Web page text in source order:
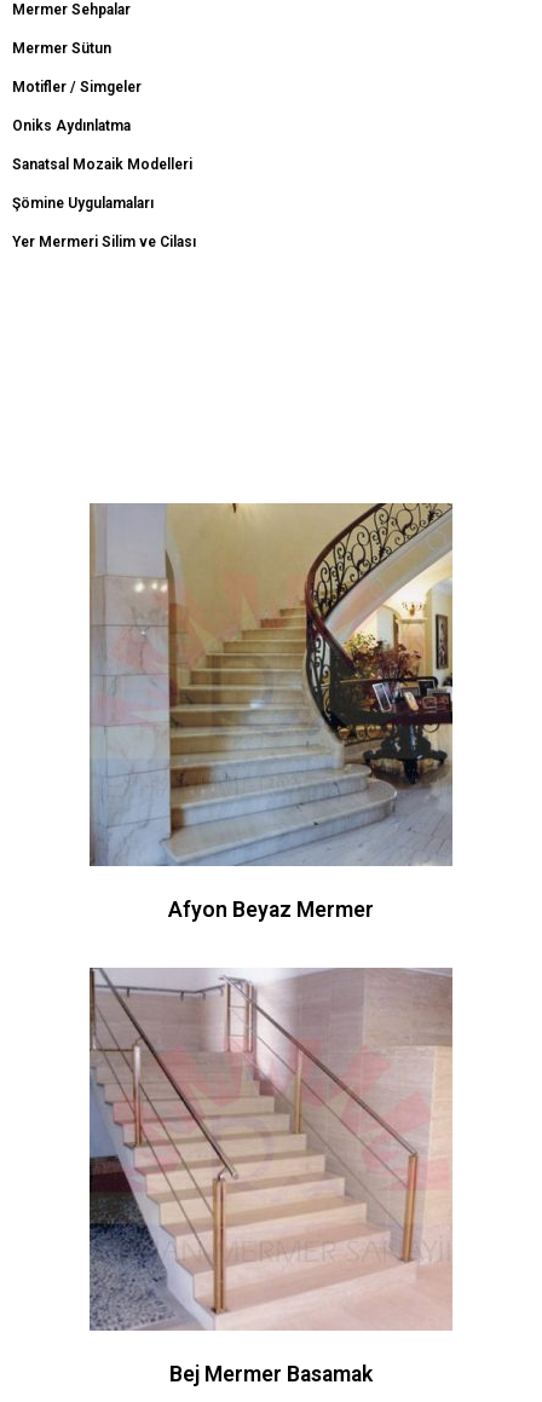
Mermer Sehpalar
Mermer Sütun
Motifler / Simgeler
Oniks Aydınlatma
Sanatsal Mozaik Modelleri
Şömine Uygulamaları
Yer Mermeri Silim ve Cilası
Afyon Beyaz Mermer
Bej Mermer Basamak